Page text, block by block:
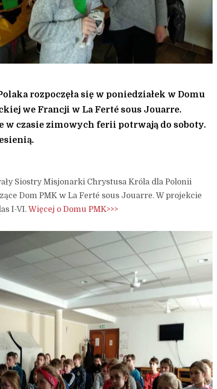
rozpoczęła się w poniedziałek w Domu
we Francji w La Ferté sous Jouarre.
w czasie zimowych ferii potrwają do soboty.
Siostry Misjonarki Chrystusa Króla dla Polonii
Dom PMK w La Ferté sous Jouarre. W projekcie
I-VI.Więcej o Domu PMK>>>